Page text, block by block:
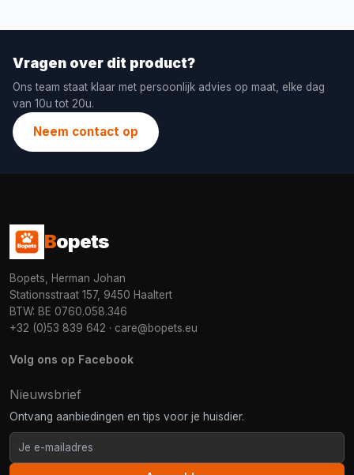
Vragen over dit product?
Ons team staat klaar met persoonlijk advies op maat, elke dag
van 10u tot 20u.
Neem contact op
Bopets
Bopets, Herman Johan
Stationsstraat 157, 9450 Haaltert
BTW: BE 0760.058.346
+32 (0)53 839 642 · care@bopets.eu
Volg ons op Facebook
Nieuwsbrief
Ontvang aanbiedingen en tips voor je huisdier.